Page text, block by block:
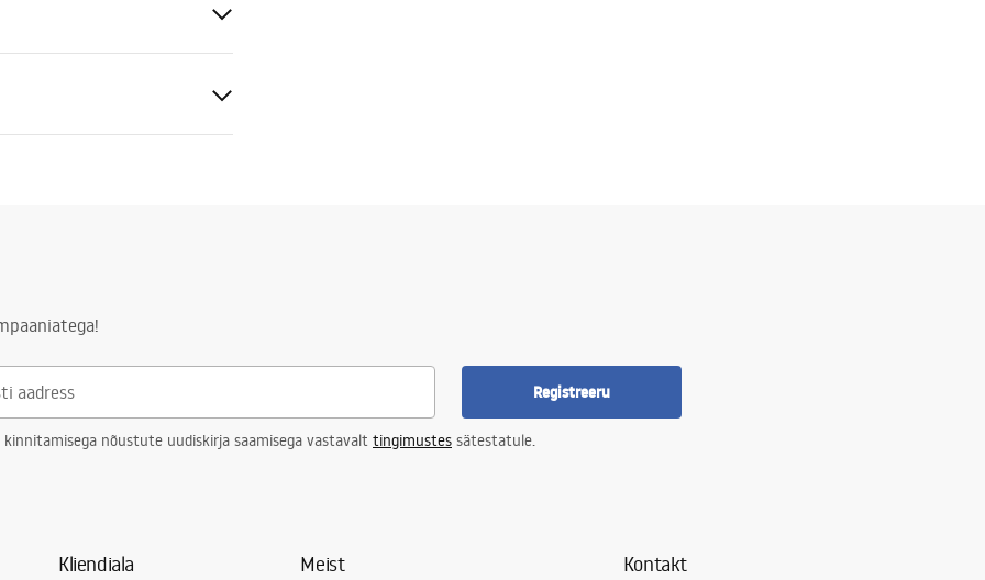
Registreeru
kinnitamisega nõustute uudiskirja saamisega vastavalt tingimustes sätestatule.
Kliendiala Meist Kontakt